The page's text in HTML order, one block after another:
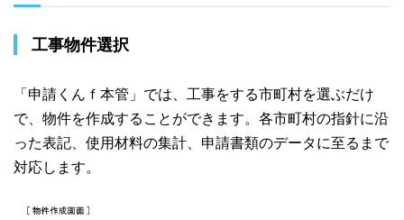
工事物件選択
「申請くんｆ本管」では、工事をする市町村を選ぶだけ
で、物件を作成することができます。各市町村の指針に沿
った表記、使用材料の集計、申請書類のデータに至るまで
対応します。